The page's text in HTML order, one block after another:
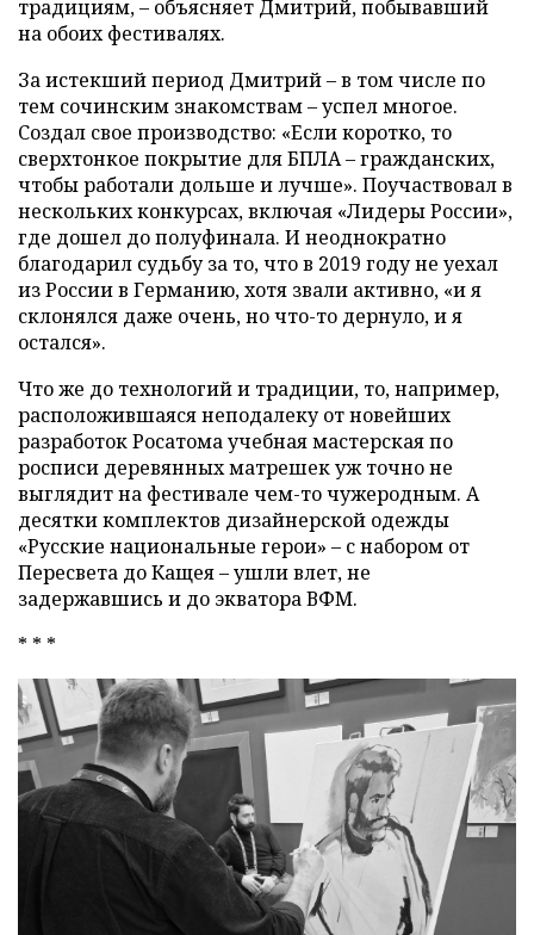
традициям, – объясняет Дмитрий, побывавший
на обоих фестивалях.
За истекший период Дмитрий – в том числе по
тем сочинским знакомствам – успел многое.
Создал свое производство: «Если коротко, то
сверхтонкое покрытие для БПЛА – гражданских,
чтобы работали дольше и лучше». Поучаствовал в
нескольких конкурсах, включая «Лидеры России»,
где дошел до полуфинала. И неоднократно
благодарил судьбу за то, что в 2019 году не уехал
из России в Германию, хотя звали активно, «и я
склонялся даже очень, но что-то дернуло, и я
остался».
Что же до технологий и традиции, то, например,
расположившаяся неподалеку от новейших
разработок Росатома учебная мастерская по
росписи деревянных матрешек уж точно не
выглядит на фестивале чем-то чужеродным. А
десятки комплектов дизайнерской одежды
«Русские национальные герои» – с набором от
Пересвета до Кащея – ушли влет, не
задержавшись и до экватора ВФМ.
* * *